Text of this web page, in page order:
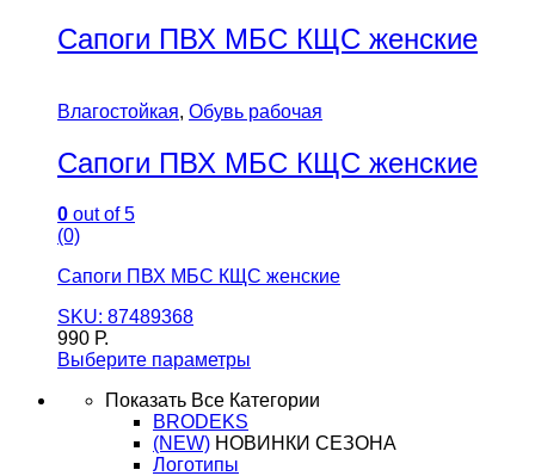
Сапоги ПВХ МБС КЩС женские
Влагостойкая, Обувь рабочая
Сапоги ПВХ МБС КЩС женские
0 out of 5
(0)
Сапоги ПВХ МБС КЩС женские
SKU: 87489368
990 Р.
Выберите параметры
Показать Все Категории
BRODEKS
(NEW) НОВИНКИ СЕЗОНА
Логотипы